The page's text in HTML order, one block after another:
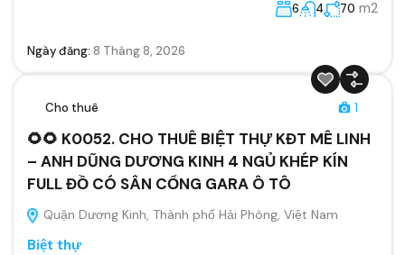
6 4 70 m2
Ngày đăng: 8 Tháng 8, 2026
Cho thuê 1
🌻🌻 K0052. CHO THUÊ BIỆT THỰ KĐT MÊ LINH
– ANH DŨNG DƯƠNG KINH 4 NGỦ KHÉP KÍN
FULL ĐỒ CÓ SÂN CỔNG GARA Ô TÔ
Quận Dương Kinh, Thành phố Hải Phòng, Việt Nam
Biệt thự